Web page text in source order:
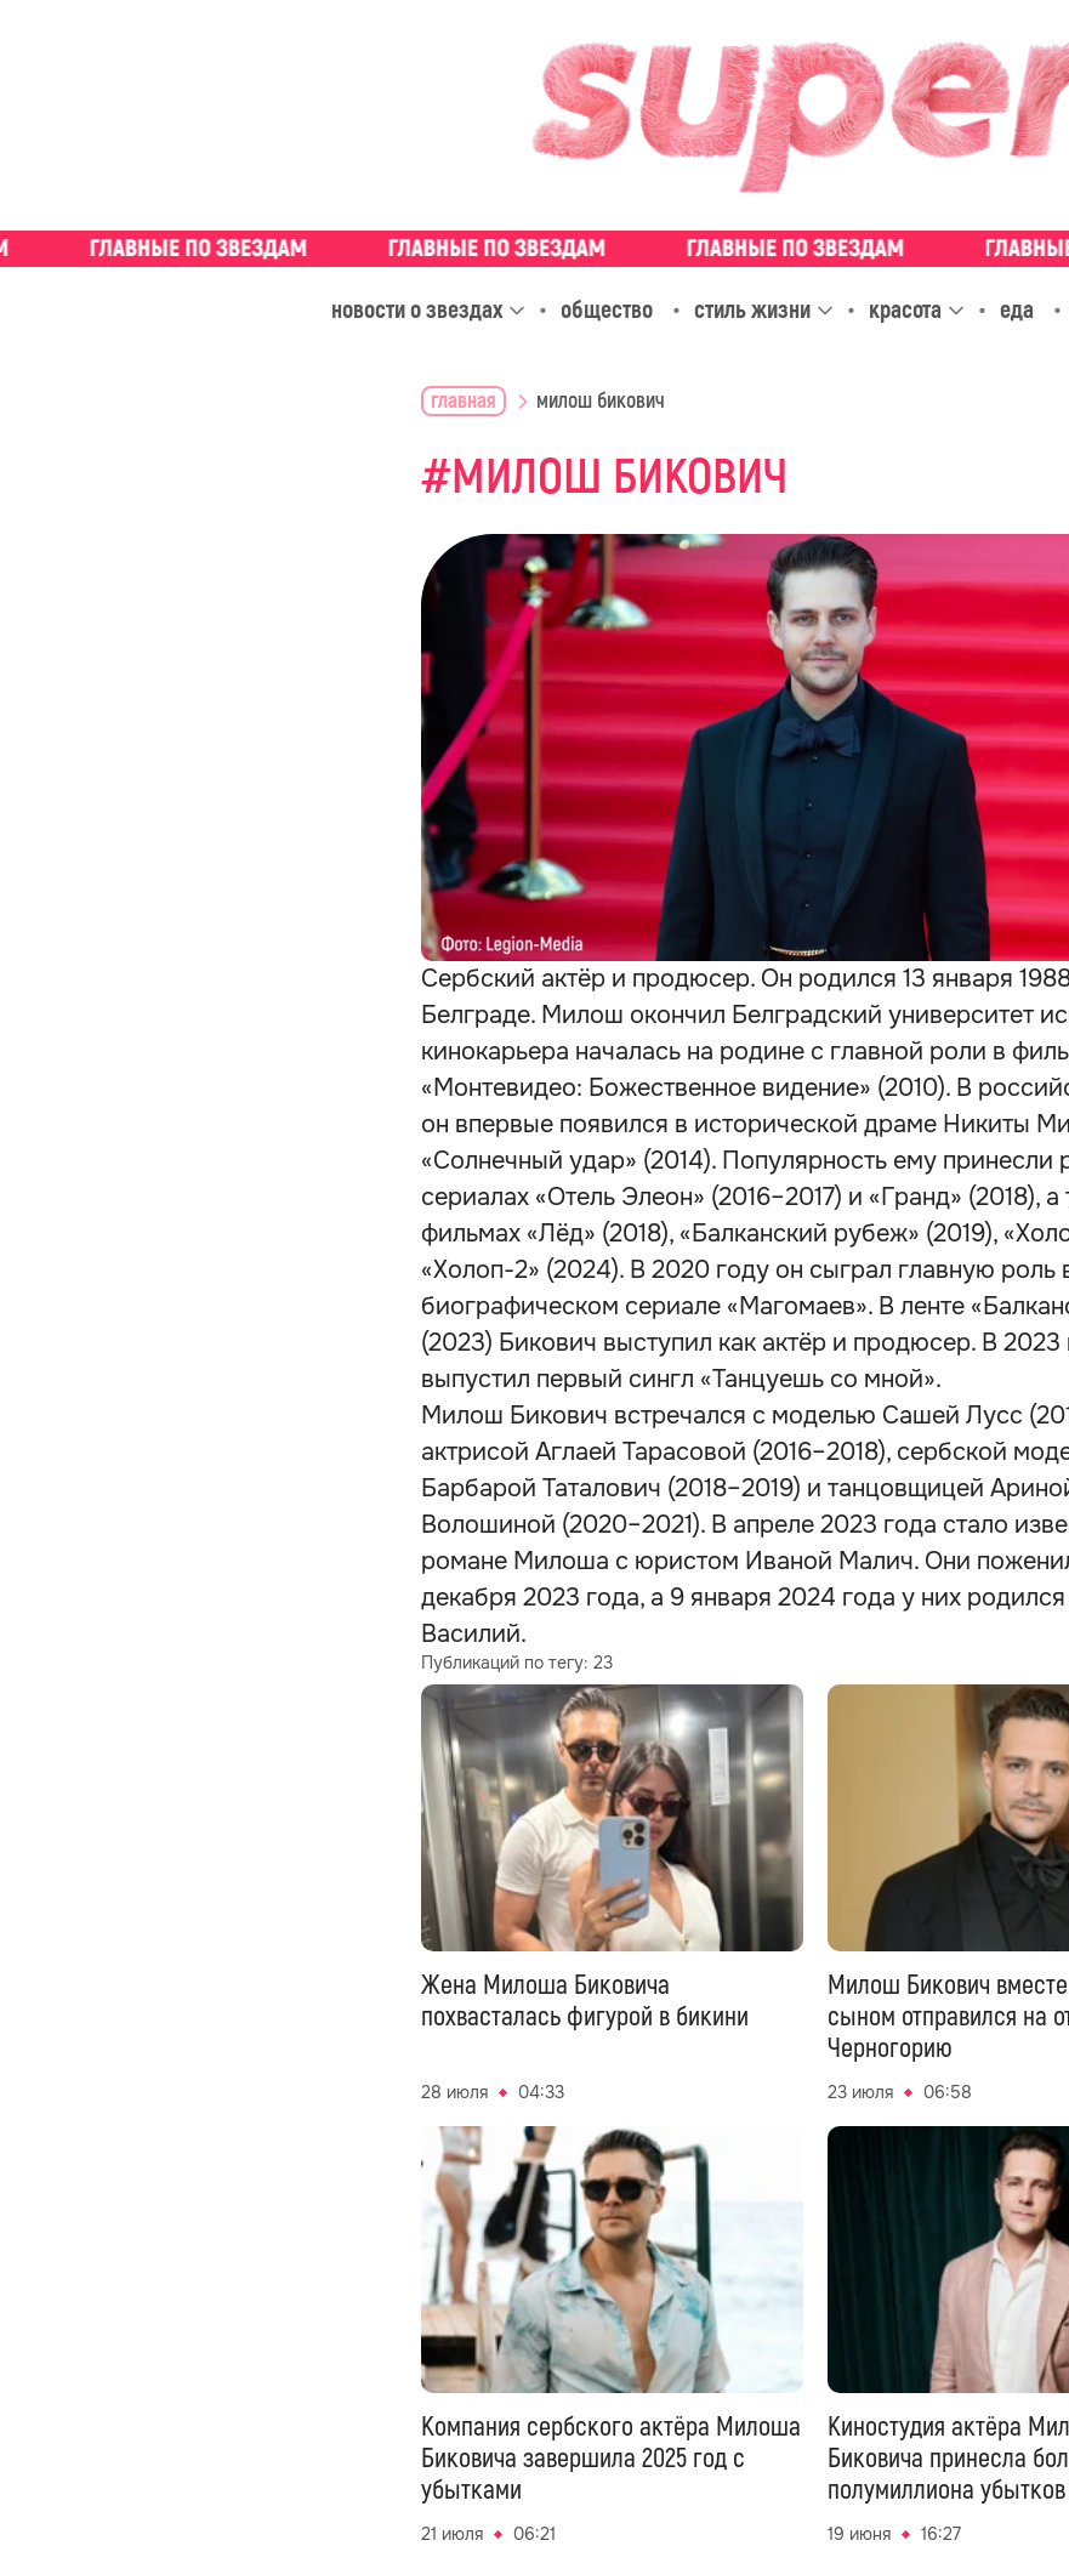
новости о звездах общество стиль жизни красота еда
главная милош бикович
МИЛОШ БИКОВИЧ
Сербский актёр и продюсер. Он родился 13 января
Белграде. Милош окончил Белградский университет
кинокарьера началась на родине с главной роли в
«Монтевидео: Божественное видение» (2010). В
он впервые появился в исторической драме Никиты
«Солнечный удар» (2014). Популярность ему принесли
сериалах «Отель Элеон» (2016–2017) и «Гранд» (2018), а
фильмах «Лёд» (2018), «Балканский рубеж» (2019),
«Холоп-2» (2024). В 2020 году он сыграл главную роль
биографическом сериале «Магомаев». В ленте
(2023) Бикович выступил как актёр и продюсер. В 2023
выпустил первый сингл «Танцуешь со мной».
Милош Бикович встречался с моделью Сашей Лусс
актрисой Аглаей Тарасовой (2016–2018), сербской
Барбарой Таталович (2018–2019) и танцовщицей
Волошиной (2020–2021). В апреле 2023 года стало
романе Милоша с юристом Иваной Малич. Они
декабря 2023 года, а 9 января 2024 года у них
Василий.
Публикаций по тегу: 23
Жена Милоша Биковича
похвасталась фигурой в бикини
28 июля 04:33
Милош Бикович
сыном отправился на
Черногорию
23 июля 06:58
Компания сербского актёра Милоша
Биковича завершила 2025 год с
убытками
21 июля 06:21
Киностудия актёра
Биковича принесла
полумиллиона убытков
19 июня 16:27